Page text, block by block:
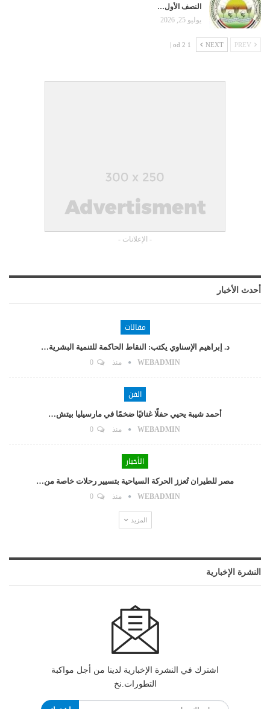
النصف الأول…
يوليو 25, 2026
NEXT
1 od 2 |
- الإعلانات -
أحدث الأخبار
مقالات
د. إبراهيم الإسناوي يكتب: النقاط الحاكمة للتنمية البشرية…
WEBADMIN منذ
الفن
أحمد شيبة يحيي حفلًا غنائيًا ضخمًا في مارسيليا بيتش…
WEBADMIN منذ
الأخبار
مصر للطيران تُعزز الحركة السياحية بتسيير رحلات خاصة من…
WEBADMIN منذ
المزيد
النشرة الإخبارية
اشترك في النشرة الإخبارية لدينا من أجل مواكبة
التطورات.نخ